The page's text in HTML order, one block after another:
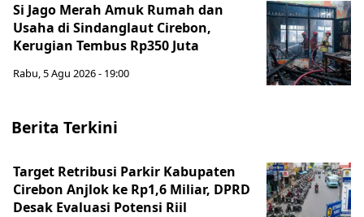
Si Jago Merah Amuk Rumah dan
Usaha di Sindanglaut Cirebon,
Kerugian Tembus Rp350 Juta
Rabu, 5 Agu 2026 - 19:00
Berita Terkini
Target Retribusi Parkir Kabupaten
Cirebon Anjlok ke Rp1,6 Miliar, DPRD
Desak Evaluasi Potensi Riil